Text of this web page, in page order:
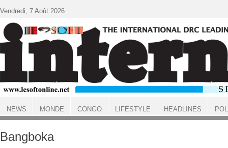
ACCUEIL
Bangboka
Vendredi, 7 Août 2026
NEWS MONDE CONGO LIFESTYLE HEADLINES